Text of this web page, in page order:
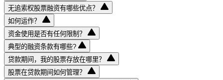
无追索权股票融资有哪些优点？
如何运作？
资金使用是否有任何限制？
典型的融资条款有哪些?
贷款期间，我的股票存放在哪里？
股票在贷款期间如何管理？